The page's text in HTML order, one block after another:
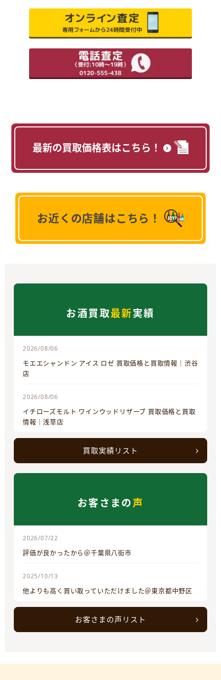
最新の買取価格表はこちら！
お近くの店舗はこちら！
お酒買取最新実績
2026/08/06
モエエシャンドン アイス ロゼ 買取価格と買取情報｜渋谷
店
2026/08/06
イチローズモルト ワインウッドリザーブ 買取価格と買取
情報｜浅草店
買取実績リスト
お客さまの声
2026/07/22
評価が良かったから＠千葉県八街市
2025/10/13
他よりも高く買い取っていただけました＠東京都中野区
お客さまの声リスト